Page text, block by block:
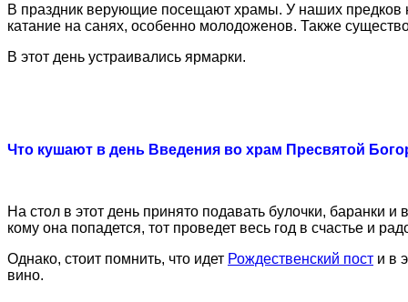
В праздник верующие посещают храмы. У наших предков
катание на санях, особенно молодоженов. Также
В этот день устраивались ярмарки.
Что кушают в день Введения во храм Пресвятой
На стол в этот день принято подавать булочки, баранки
кому она попадется, тот проведет весь год в счастье и
Однако, стоит помнить, что идет Рождественский пост и в
вино.